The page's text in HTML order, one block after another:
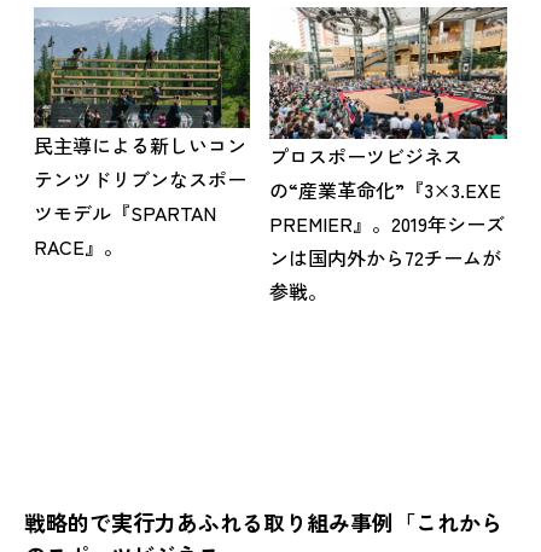
民主導による新しいコン
テンツドリブンなスポー
ツモデル『SPARTAN
RACE』。
プロスポーツビジネス
の“産業革命化”『3×3.EXE
PREMIER』。2019年シーズ
ンは国内外から72チームが
参戦。
戦略的で実行力あふれる取り組み事例「これから